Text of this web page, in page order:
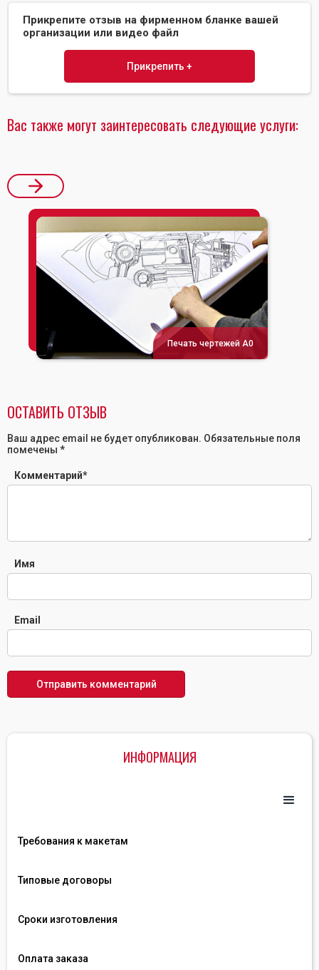
ИНФОРМАЦИЯ
Требования к макетам
Типовые договоры
Сроки изготовления
Оплата заказа
Прикрепите отзыв на фирменном бланке вашей
организации или видео файл
Прикрепить +
Вас также могут заинтересовать следующие услуги:
Печать чертежей А0
ОСТАВИТЬ ОТЗЫВ
Ваш адрес email не будет опубликован. Обязательные поля
помечены *
Комментарий*
Имя
Email